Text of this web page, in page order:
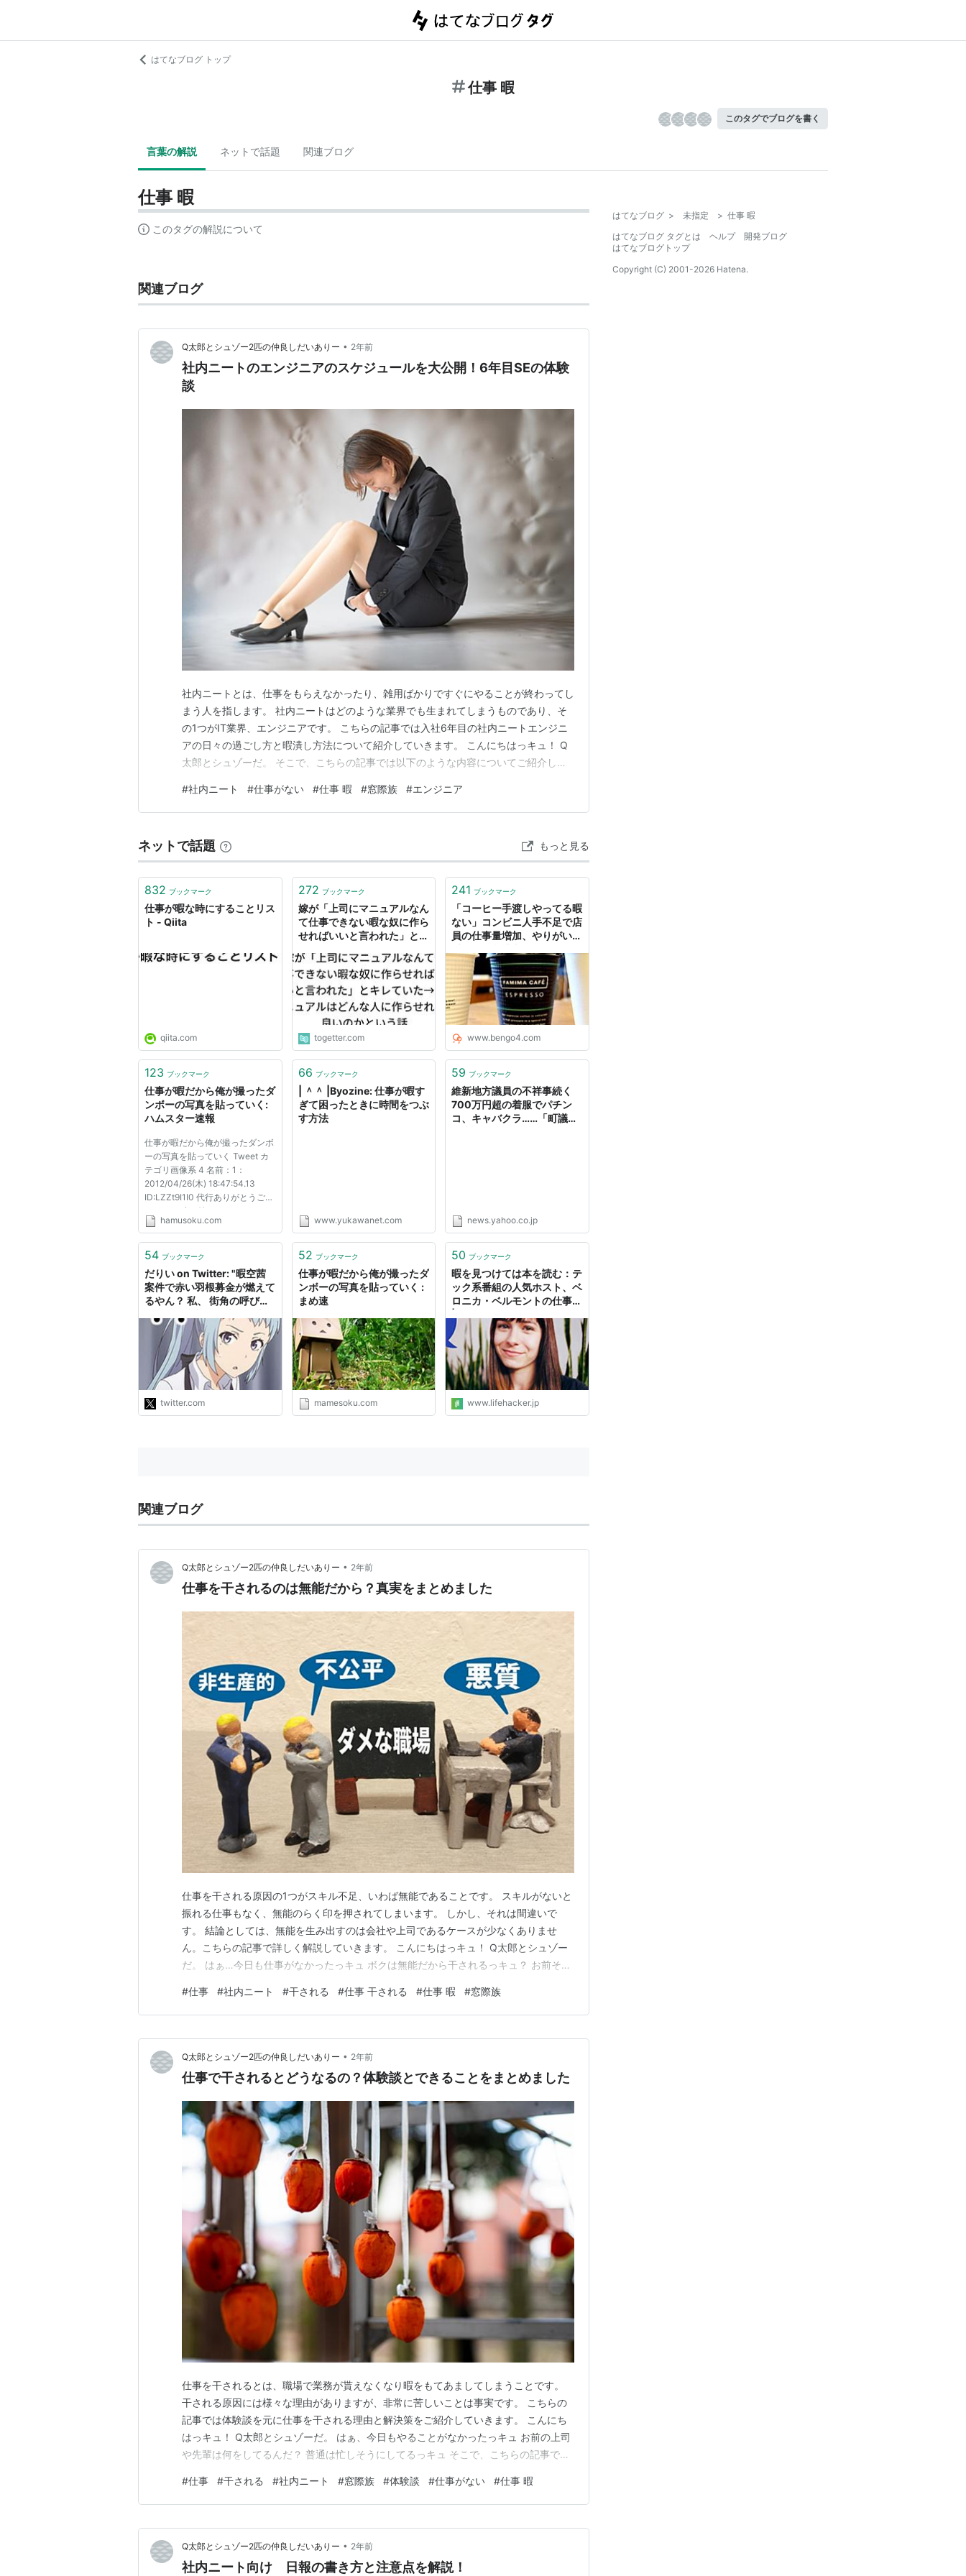
はてなブログ トップ
仕事 暇
このタグでブログを書く
言葉の解説 ネットで話題 関連ブログ
仕事 暇
このタグの解説について
関連ブログ
Q太郎とシュゾー2匹の仲良しだいありー • 2年前
社内ニートのエンジニアのスケジュールを大公開！6年目SEの体験
談
社内ニートとは、仕事をもらえなかったり、雑用ばかりですぐにやることが終わってし
まう人を指します。 社内ニートはどのような業界でも生まれてしまうものであり、そ
の1つがIT業界、エンジニアです。 こちらの記事では入社6年目の社内ニートエンジニ
アの日々の過ごし方と暇潰し方法について紹介していきます。 こんにちはっキュ！ Q
太郎とシュゾーだ。 そこで、こちらの記事では以下のような内容についてご紹介して
ジニアの1日 2-1.出社 2-2. 朝会 2-3 メルマガを眺める 2-4.過去の勤退を眺める 2-5. 昼
食 2-6.…
#社内ニート #仕事がない #仕事 暇 #窓際族 #エンジニア
ネットで話題 もっと見る
832 ブックマーク
仕事が暇な時にすることリス
ト - Qiita
qiita.com
272 ブックマーク
嫁が「上司にマニュアルなん
て仕事できない暇な奴に作ら
せればいいと言われた」とキ
な人に作らせれば良いのかと
いう話
togetter.com
241 ブックマーク
「コーヒー手渡しやってる暇
ない」コンビニ人手不足で店
員の仕事量増加、やりがいも
ュース
www.bengo4.com
123 ブックマーク
仕事が暇だから俺が撮ったダ
ンボーの写真を貼っていく:
ハムスター速報
仕事が暇だから俺が撮ったダンボ
ーの写真を貼っていく Tweet カ
テゴリ画像系 4 名前：1：
2012/04/26(木) 18:47:54.13
ID:LZZt9I1I0 代行ありがとうござ
います！ 少し忙しくなってきた
けど、まず一枚め これはcx1って
ンボー 5 名前：以下、名無しにか
わりましてVIPがお送りします：
2012/04...
hamusoku.com
66 ブックマーク
| ＾＾ |Byozine: 仕事が暇す
ぎて困ったときに時間をつぶ
す方法
www.yukawanet.com
59 ブックマーク
維新地方議員の不祥事続く
700万円超の着服でパチン
コ、キャバクラ……「町議の
news.yahoo.co.jp
54 ブックマーク
だりい on Twitter: "暇空茜
案件で赤い羽根募金が燃えて
るやん？ 私、 街角の呼びか
てさ 各企業への呼びかけも
社会福祉協議会内の募金部署
の繋ぎもやってたんだよね
社会福祉法人やってると自治
体から仕事割振られるので普
通にやって…
https://t.co/i7lypvuJ9w"
twitter.com
52 ブックマーク
仕事が暇だから俺が撮ったダ
ンボーの写真を貼っていく :
まめ速
mamesoku.com
50 ブックマーク
暇を見つけては本を読む：テ
ック系番組の人気ホスト、ベ
ロニカ・ベルモントの仕事術
www.lifehacker.jp
関連ブログ
Q太郎とシュゾー2匹の仲良しだいありー • 2年前
仕事を干されるのは無能だから？真実をまとめました
仕事を干される原因の1つがスキル不足、いわば無能であることです。 スキルがないと
振れる仕事もなく、無能のらく印を押されてしまいます。 しかし、それは間違いで
す。 結論としては、無能を生み出すのは会社や上司であるケースが少なくありませ
ん。こちらの記事で詳しく解説していきます。 こんにちはっキュ！ Q太郎とシュゾー
だ。 はぁ…今日も仕事がなかったっキュ ボクは無能だから干されるっキュ？ お前そん
てもするっキュ それは無能とは違うと思うんだけどな そこで、こちらの記事では以下
のような内容についてご紹介していきます！ １．仕…
#仕事 #社内ニート #干される #仕事 干される #仕事 暇 #窓際族
Q太郎とシュゾー2匹の仲良しだいありー • 2年前
仕事で干されるとどうなるの？体験談とできることをまとめました
仕事を干されるとは、職場で業務が貰えなくなり暇をもてあましてしまうことです。
干される原因には様々な理由がありますが、非常に苦しいことは事実です。 こちらの
記事では体験談を元に仕事を干される理由と解決策をご紹介していきます。 こんにち
はっキュ！ Q太郎とシュゾーだ。 はぁ、今日もやることがなかったっキュ お前の上司
や先輩は何をしてるんだ？ 普通は忙しそうにしてるっキュ そこで、こちらの記事では
とどうなるか ２．仕事で干された時の解決策 2-1.できる仕事を頑張ってアピールする
2-2.仕事量が少なくて辛い旨を相談する…
#仕事 #干される #社内ニート #窓際族 #体験談 #仕事がない #仕事 暇
Q太郎とシュゾー2匹の仲良しだいありー • 2年前
社内ニート向け 日報の書き方と注意点を解説！
はてなブログ > 未指定 > 仕事 暇
はてなブログ タグとは
ヘルプ
開発ブログ
はてなブログトップ
Copyright (C) 2001-2026 Hatena.